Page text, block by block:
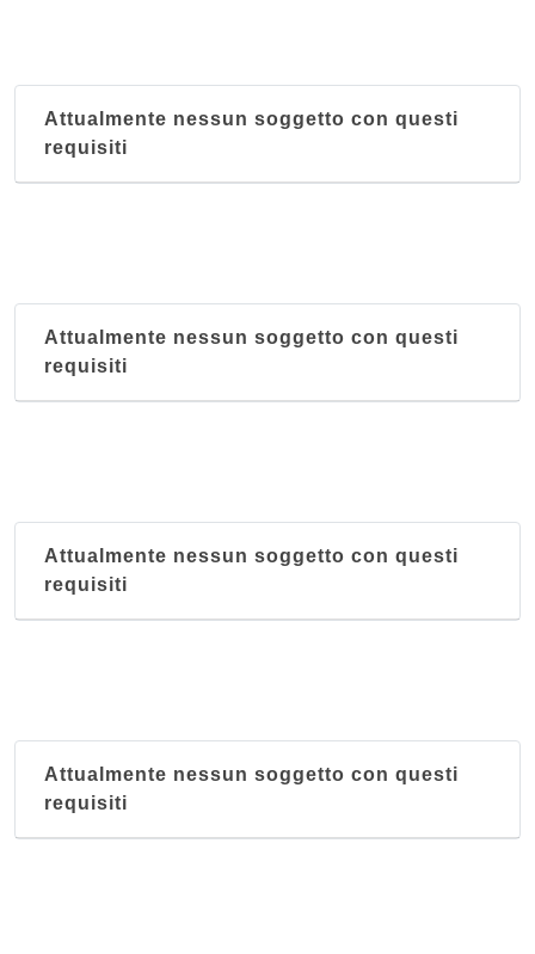
Attualmente nessun soggetto con questi
requisiti
Attualmente nessun soggetto con questi
requisiti
Attualmente nessun soggetto con questi
requisiti
Attualmente nessun soggetto con questi
requisiti